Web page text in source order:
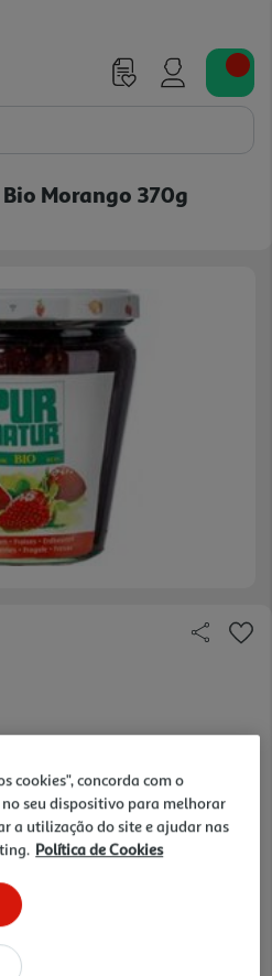
Morango 370g
cookies", concorda com o
seu dispositivo para melhorar
a utilização do site e ajudar nas
Política de Cookies